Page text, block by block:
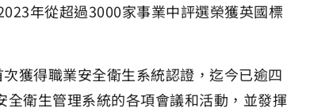
年從超過3000家事業中評選榮獲英國標
獲得職業安全衛生系統認證，迄今已逾四
衛生管理系統的各項會議和活動，並發揮